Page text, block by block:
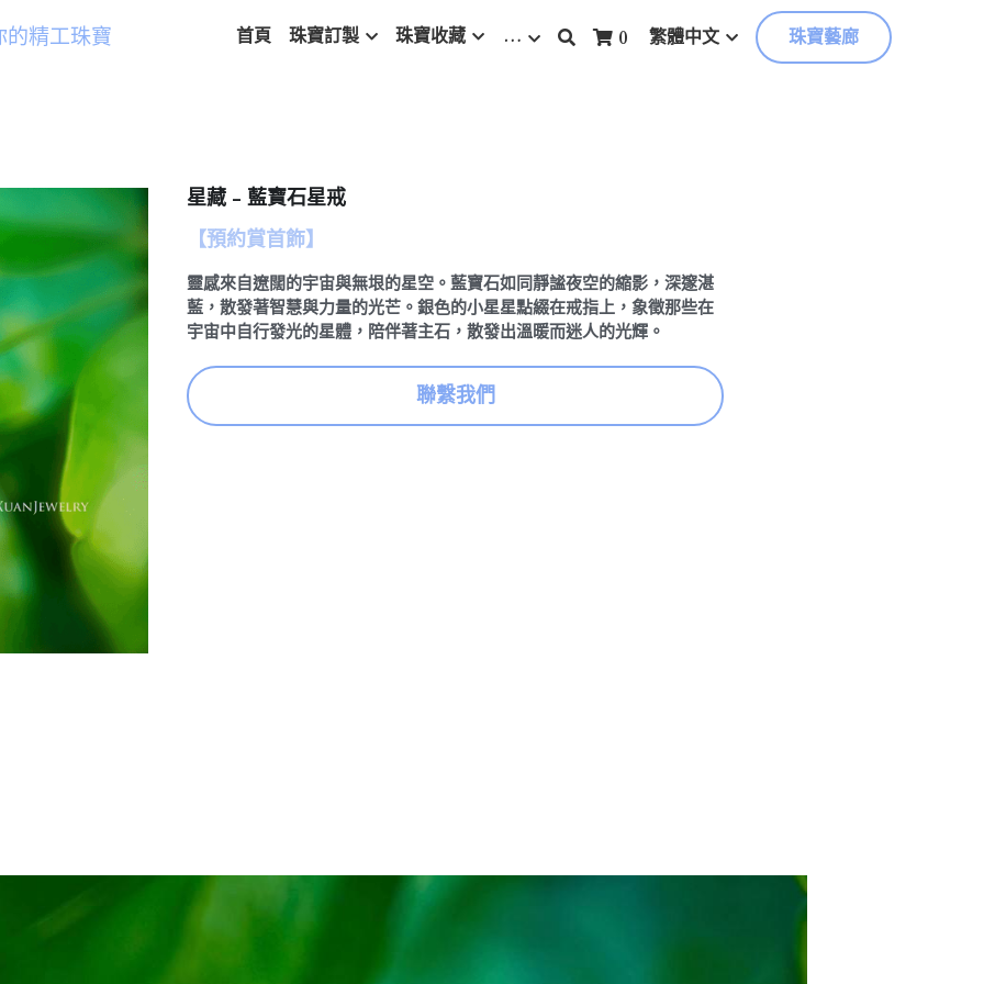
的精工珠寶 首頁 珠寶訂製 珠寶收藏 … 0 繁體中文 珠寶藝廊
星藏 - 藍寶石星戒
【預約賞首飾】
靈感來自遼闊的宇宙與無垠的星空。藍寶石如同靜謐夜空的縮影，深邃湛
藍，散發著智慧與力量的光芒。銀色的小星星點綴在戒指上，象徵那些在
宇宙中自行發光的星體，陪伴著主石，散發出溫暖而迷人的光輝。
聯繫我們